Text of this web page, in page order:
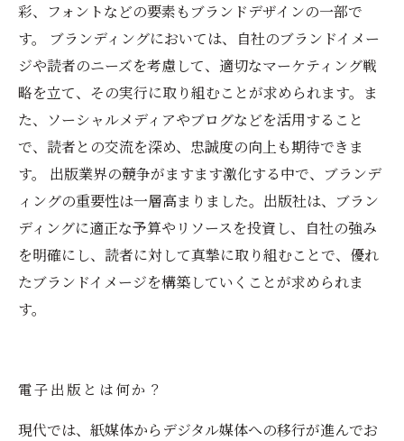
彩、フォントなどの要素もブランドデザインの一部で
す。 ブランディングにおいては、自社のブランドイメー
ジや読者のニーズを考慮して、適切なマーケティング戦
略を立て、その実行に取り組むことが求められます。ま
た、ソーシャルメディアやブログなどを活用すること
で、読者との交流を深め、忠誠度の向上も期待できま
す。 出版業界の競争がますます激化する中で、ブランデ
ィングの重要性は一層高まりました。出版社は、ブラン
ディングに適正な予算やリソースを投資し、自社の強み
を明確にし、読者に対して真摯に取り組むことで、優れ
たブランドイメージを構築していくことが求められま
す。
電子出版とは何か？
現代では、紙媒体からデジタル媒体への移行が進んでお